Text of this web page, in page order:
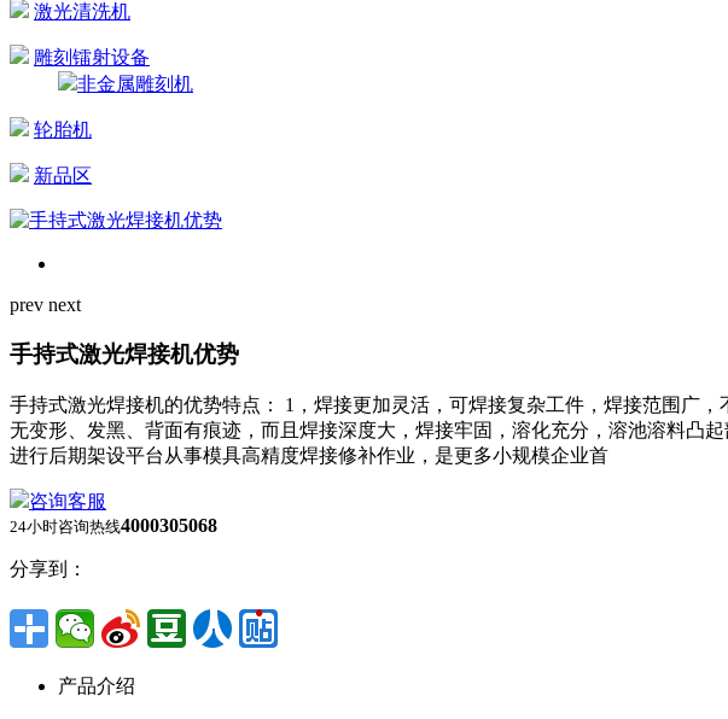
激光清洗机
雕刻镭射设备
非金属雕刻机
轮胎机
新品区
prev next
手持式激光焊接机优势
手持式激光焊接机的优势特点： 1，焊接更加灵活，可焊接复杂工件，焊接范围广
无变形、发黑、背面有痕迹，而且焊接深度大，焊接牢固，溶化充分，溶池溶料凸
进行后期架设平台从事模具高精度焊接修补作业，是更多小规模企业首
咨询客服
24小时咨询热线4000305068
分享到：
产品介绍